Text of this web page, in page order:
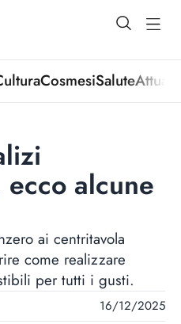
open
CosmesiSalute
alcune
ai centritavola
come realizzare
per tutti i gusti.
16/12/2025